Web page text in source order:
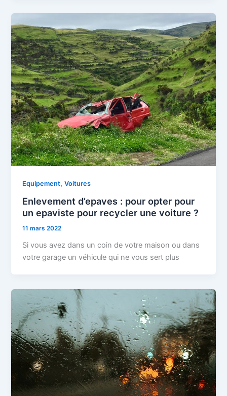
Equipement,Voitures
Enlevement d’epaves : pour opter pour
un epaviste pour recycler une voiture ?
11 mars 2022
Si vous avez dans un coin de votre maison ou dans
votre garage un véhicule qui ne vous sert plus